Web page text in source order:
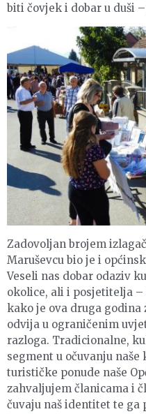
biti čovjek i dobar u duši
Zadovoljan brojem
Maruševcu bio je i
Veseli nas dobar odaziv
okolice, ali i posjetitelja
kako je ova druga
odvija u ograničenim
razloga. Tradicionalne,
segment u očuvanju
turističke ponude naše
zahvaljujem članicama i
čuvaju naš identitet te